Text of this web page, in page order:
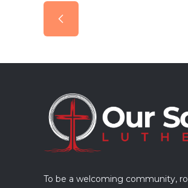
Slide 2 of 3.
To be a welcoming community,